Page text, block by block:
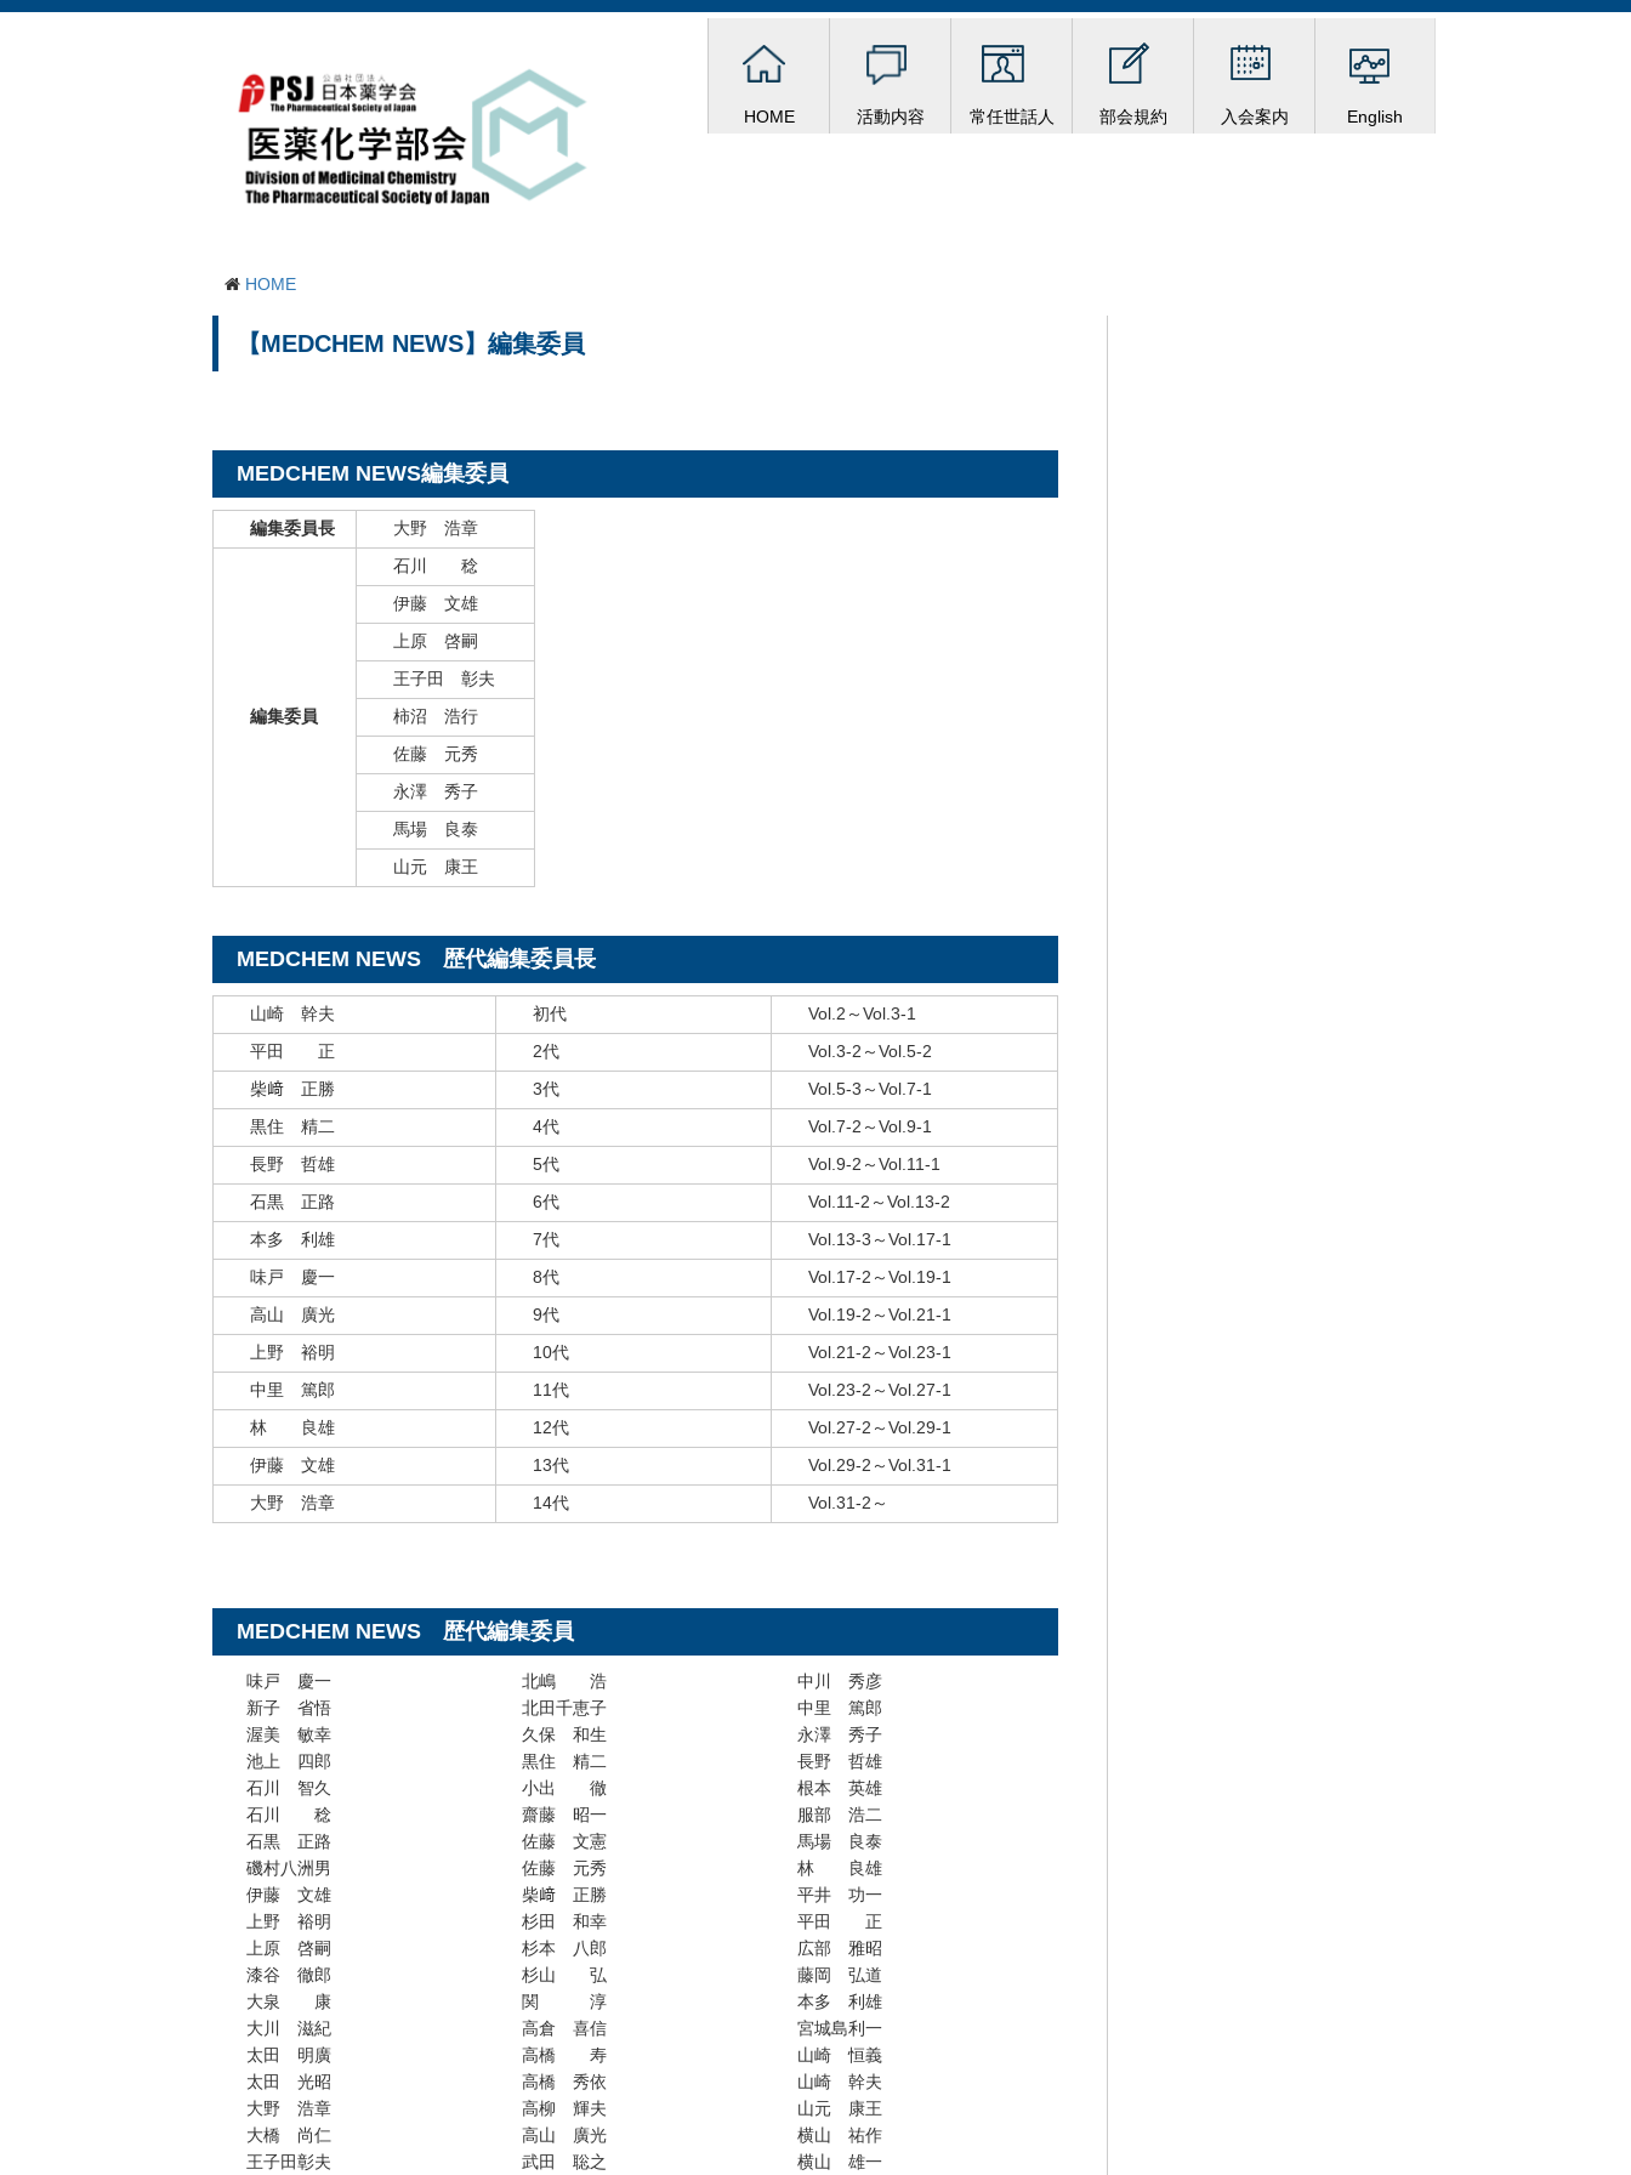
HOME 活動内容 常任世話人 部会規約 入会案内 English
HOME
【MEDCHEM NEWS】編集委員
MEDCHEM NEWS編集委員
編集委員長 大野 浩章
編集委員
石川 稔
伊藤 文雄
上原 啓嗣
王子田 彰夫
柿沼 浩行
佐藤 元秀
永澤 秀子
馬場 良泰
山元 康王
MEDCHEM NEWS 歴代編集委員長
山崎 幹夫 初代
Vol.2～Vol.3-1
平田 正
2代
Vol.3-2～Vol.5-2
柴﨑 正勝
3代
Vol.5-3～Vol.7-1
黒住 精二
4代
Vol.7-2～Vol.9-1
長野 哲雄
5代
Vol.9-2～Vol.11-1
石黒 正路
6代
Vol.11-2～Vol.13-2
本多 利雄
7代
Vol.13-3～Vol.17-1
味戸 慶一
8代
Vol.17-2～Vol.19-1
高山 廣光
9代
Vol.19-2～Vol.21-1
上野 裕明
10代
Vol.21-2～Vol.23-1
中里 篤郎
11代
Vol.23-2～Vol.27-1
林 良雄
12代
Vol.27-2～Vol.29-1
伊藤 文雄
13代
Vol.29-2～Vol.31-1
大野 浩章
14代 Vol.31-2～
MEDCHEM NEWS 歴代編集委員
味戸 慶一
新子 省悟
渥美 敏幸
池上 四郎
石川 智久
石川 稔
石黒 正路
磯村八洲男
伊藤 文雄
上野 裕明
上原 啓嗣
漆谷 徹郎
大泉 康
大川 滋紀
太田 明廣
太田 光昭
大野 浩章
大橋 尚仁
王子田彰夫
北嶋 浩
北田千恵子
久保 和生
黒住 精二
小出 徹
齋藤 昭一
佐藤 文憲
佐藤 元秀
柴﨑 正勝
杉田 和幸
杉本 八郎
杉山 弘
関 淳
高倉 喜信
高橋 寿
高橋 秀依
高柳 輝夫
高山 廣光
武田 聡之
中川 秀彦
中里 篤郎
永澤 秀子
長野 哲雄
根本 英雄
服部 浩二
馬場 良泰
林 良雄
平井 功一
平田 正
広部 雅昭
藤岡 弘道
本多 利雄
宮城島利一
山崎 恒義
山崎 幹夫
山元 康王
横山 祐作
横山 雄一